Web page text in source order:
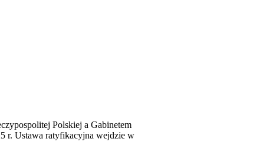
Polskiej a Gabinetem
r. Ustawa ratyfikacyjna wejdzie w